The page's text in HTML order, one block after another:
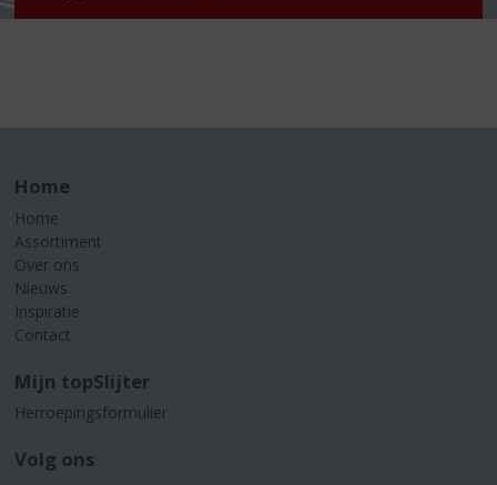
Home
Home
Assortiment
Over ons
Nieuws
Inspiratie
Contact
Mijn topSlijter
Herroepingsformulier
Volg ons